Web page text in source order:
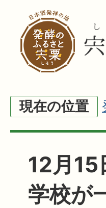
現在の位置
12月15
学校が